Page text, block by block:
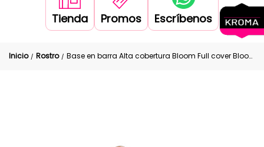
Tienda Promos Escríbenos
Inicio / Rostro / Base en barra Alta cobertura Bloom Full cover Bloomshell